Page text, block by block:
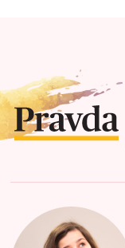
t
i
e